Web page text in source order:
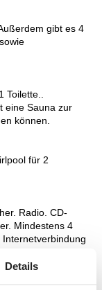
gibt es 4
Toilette..
eine Sauna zur
können.
für 2
Radio. CD-
Mindestens 4
Details